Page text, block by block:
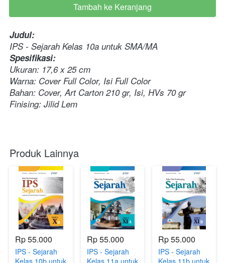
`
Tambah ke Keranjang
Judul:
IPS - Sejarah Kelas 10a untuk SMA/MA
Spesifikasi:
Ukuran: 17,6 x 25 cm
Warna: Cover Full Color, Isi Full Color
Bahan: Cover, Art Carton 210 gr, Isi, HVs 70 gr
Finising: Jilid Lem
Produk Lainnya
Rp 55.000
IPS - Sejarah
Rp 55.000
IPS - Sejarah
Rp 55.000
IPS - Sejarah